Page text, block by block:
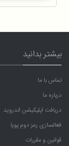
بیشتر بدانید
تماس با ما
درباره ما
دریافت اپلیکیشن اندروید
فعالسازی رمز دوم پویا
قوانین و مقررات